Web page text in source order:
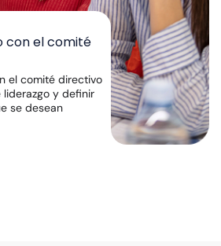
y de
de estrategia con
se
en equipo,
y acuerdos de